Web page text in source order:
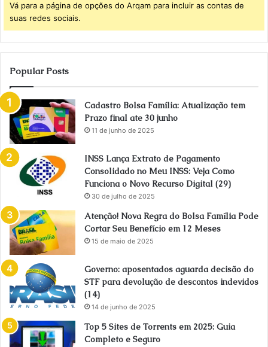
Vá para a página de opções do Arqam para incluir as contas de
suas redes sociais.
Popular Posts
Cadastro Bolsa Família: Atualização tem
Prazo final ate 30 junho
11 de junho de 2025
INSS Lança Extrato de Pagamento
Consolidado no Meu INSS: Veja Como
Funciona o Novo Recurso Digital (29)
30 de julho de 2025
Atenção! Nova Regra do Bolsa Família Pode
Cortar Seu Benefício em 12 Meses
15 de maio de 2025
Governo: aposentados aguarda decisão do
STF para devolução de descontos indevidos
(14)
14 de junho de 2025
Top 5 Sites de Torrents em 2025: Guia
Completo e Seguro